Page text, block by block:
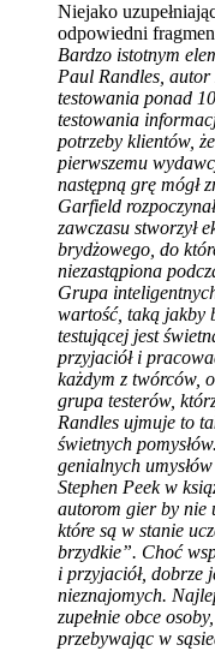
Niejako
odpowiedni
Bardzo istotnym
Paul Randles, autor
testowania ponad
testowania
potrzeby klientów,
pierwszemu
następną grę mógł
Garfield
zawczasu stworzył
brydżowego, do
niezastąpiona
Grupa
wartość, taką jakby
testującej jest
przyjaciół i
każdym z twórców,
grupa testerów,
Randles ujmuje to
świetnych
genialnych
Stephen Peek w
autorom gier by nie
które są w stanie
brzydkie”. Choć
i przyjaciół, dobrze
nieznajomych.
zupełnie obce
przebywając w